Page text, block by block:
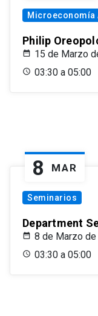
Microeconomía
Philip
15 de Marzo
03:30 a 05:00
8 MAR
Seminarios
Department
8 de Marzo de
03:30 a 05:00